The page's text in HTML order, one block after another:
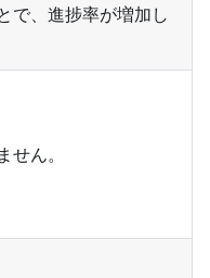
で、進捗率が増加し
ん。